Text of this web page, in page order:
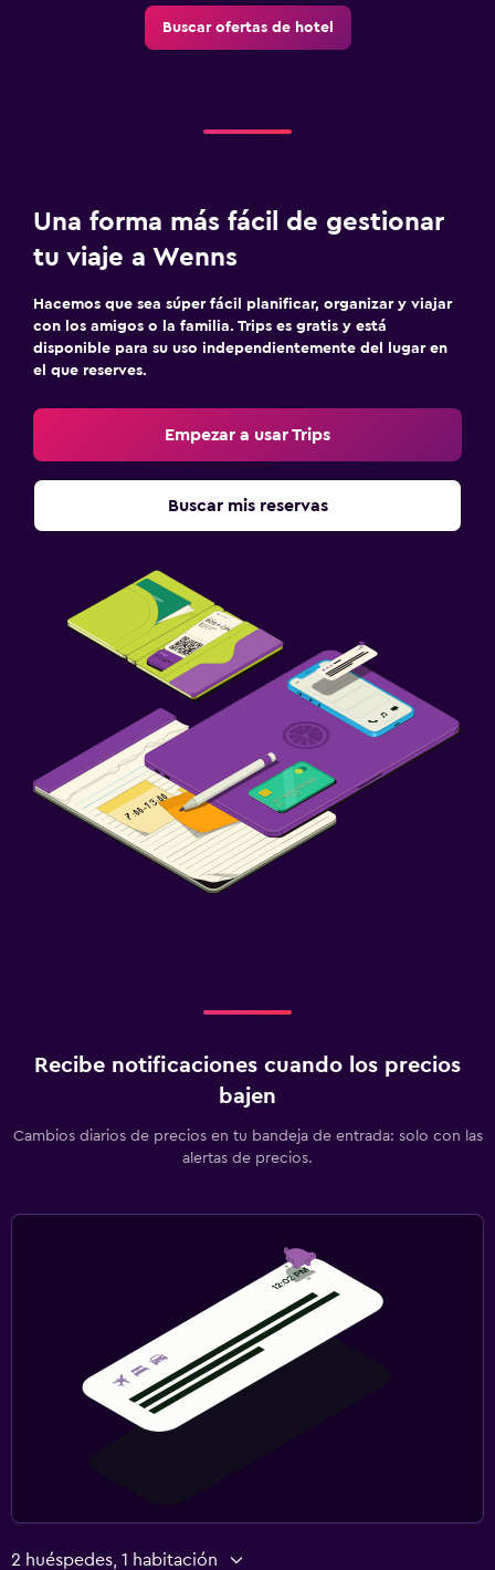
Buscar ofertas de hotel
Una forma más fácil de gestionar
tu viaje a Wenns
Hacemos que sea súper fácil planificar, organizar y viajar
con los amigos o la familia. Trips es gratis y está
disponible para su uso independientemente del lugar en
el que reserves.
Empezar a usar Trips
Buscar mis reservas
Recibe notificaciones cuando los precios
bajen
Cambios diarios de precios en tu bandeja de entrada: solo con las
alertas de precios.
2 huéspedes, 1 habitación